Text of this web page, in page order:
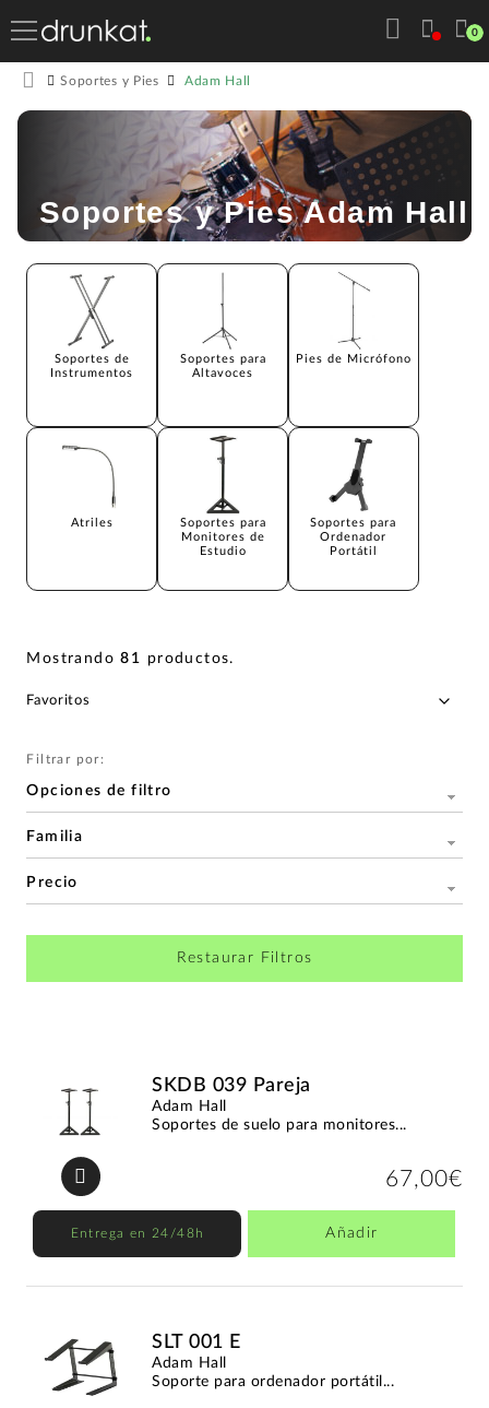
0
Soportes y Pies Adam Hall
Soportes y Pies Adam Hall
Soportes de
Instrumentos
Soportes para
Altavoces
Pies de Micrófono
Atriles
Soportes para
Monitores de
Estudio
Soportes para
Ordenador
Portátil
Mostrando81 productos.
Filtrar por:
Opciones de filtro
Familia
Precio
Restaurar Filtros
SKDB 039 Pareja
Adam Hall
Soportes de suelo para monitores...
67,00€
Entrega en 24/48h Añadir
SLT 001 E
Adam Hall
Soporte para ordenador portátil...